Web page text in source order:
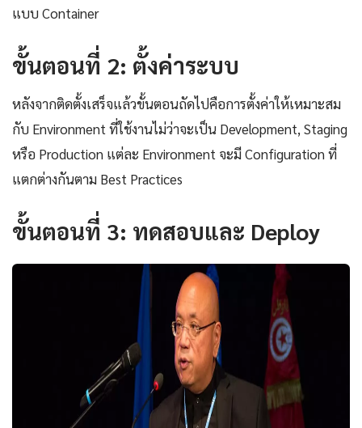
แบบ Container
ขั้นตอนที่ 2: ตั้งค่าระบบ
หลังจากติดตั้งเสร็จแล้วขั้นตอนถัดไปคือการตั้งค่าให้เหมาะสม
กับ Environment ที่ใช้งานไม่ว่าจะเป็น Development, Staging
หรือ Production แต่ละ Environment จะมี Configuration ที่
แตกต่างกันตาม Best Practices
ขั้นตอนที่ 3: ทดสอบและ Deploy